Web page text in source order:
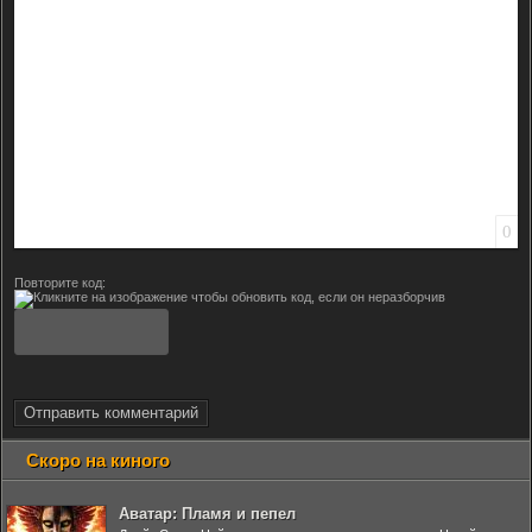
0
Повторите код:
Отправить комментарий
Скоро на киного
Аватар: Пламя и пепел